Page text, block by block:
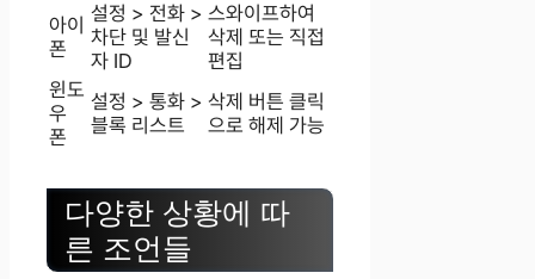
아이
폰
설정 > 전화 >
차단 및 발신
자 ID
스와이프하여
삭제 또는 직접
편집
윈도
우
폰
설정 > 통화 >
블록 리스트
삭제 버튼 클릭
으로 해제 가능
다양한 상황에 따
른 조언들